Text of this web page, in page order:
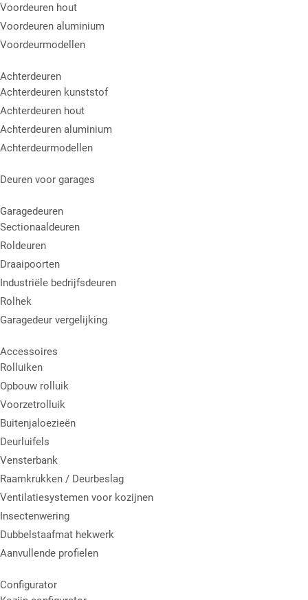
Voordeuren hout
Voordeuren aluminium
Voordeurmodellen
Achterdeuren
Achterdeuren kunststof
Achterdeuren hout
Achterdeuren aluminium
Achterdeurmodellen
Deuren voor garages
Garagedeuren
Sectionaaldeuren
Roldeuren
Draaipoorten
Industriële bedrijfsdeuren
Rolhek
Garagedeur vergelijking
Accessoires
Rolluiken
Opbouw rolluik
Voorzetrolluik
Buitenjaloezieën
Deurluifels
Vensterbank
Raamkrukken / Deurbeslag
Ventilatiesystemen voor kozijnen
Insectenwering
Dubbelstaafmat hekwerk
Aanvullende profielen
Configurator